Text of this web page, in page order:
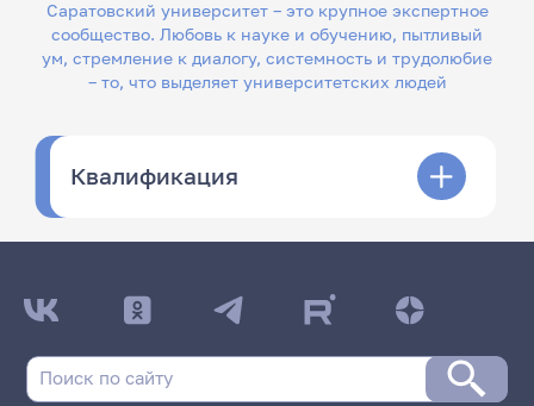
Саратовский университет – это крупное экспертное
сообщество. Любовь к науке и обучению, пытливый
ум, стремление к диалогу, системность и трудолюбие
– то, что выделяет университетских людей
Квалификация